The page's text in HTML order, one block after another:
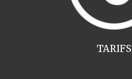
TARIFS